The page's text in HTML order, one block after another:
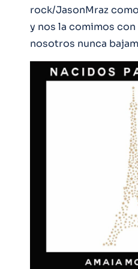
rock/JasonMraz
y nos la comimos
nosotros nunca